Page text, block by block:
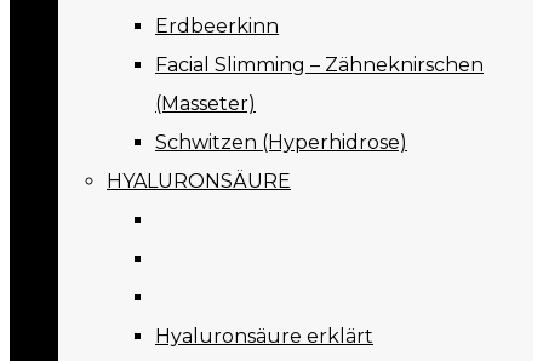
Erdbeerkinn
Facial Slimming – Zähneknirschen
(Masseter)
Schwitzen (Hyperhidrose)
HYALURONSÄURE
Hyaluronsäure erklärt